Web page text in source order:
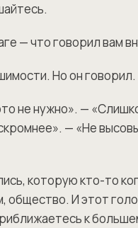
— что говорил вам
Но он говорил.
не нужно». —
— «Не
которую кто-то
общество. И этот
к